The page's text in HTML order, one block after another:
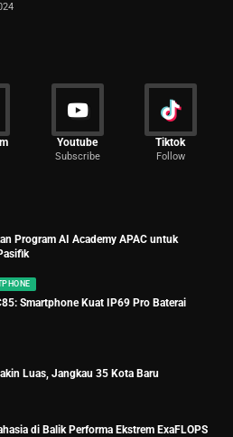
Youtube
Subscribe
Tiktok
Follow
Program AI Academy APAC untuk
Smartphone Kuat IP69 Pro Baterai
Luas, Jangkau 35 Kota Baru
di Balik Performa Ekstrem ExaFLOPS